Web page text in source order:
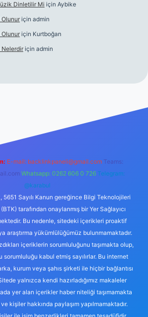
Dinletilir Mi için Aybike
Olunur için admin
Olunur için Kurtboğan
Nelerdir için admin
E-mail: backlinkpaneli@gmail.com Teams:
Whatsapp: 0262 606 0 726 Telegram:
@karabul
5651 Sayılı Kanun gereğince Bilgi Teknolojileri
tarafından onaylanmış bir Yer Sağlayıcı
Bu nedenle, sitedeki içerikleri proaktif
araştırma yükümlülüğümüz bulunmamaktadır.
içeriklerin sorumluluğunu taşımakta olup,
sorumluluğu kabul etmiş sayılırlar. Bu internet
kurum veya şahıs şirketi ile hiçbir bağlantısı
yalnızca kendi hazırladığımız makaleler
yer alan içerikler haber niteliği taşımamakta
kişiler hakkında paylaşım yapılmamaktadır.